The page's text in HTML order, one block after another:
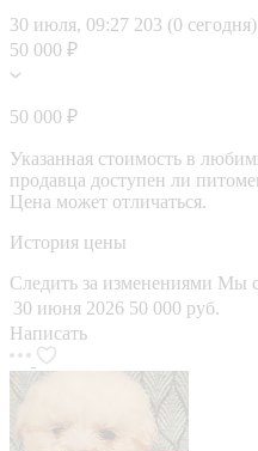
30 июля, 09:27 203 (0 сегодня)
50 000 ₽
50 000 ₽
Указанная стоимость в
продавца доступен ли
Цена может отличаться.
История цены
Следить за изменениями Мы
30 июня 2026 50 000 руб.
Написать